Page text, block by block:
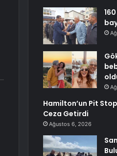
Hamilton’un Pit
Ceza Getirdi
Ağustos 6, 2026